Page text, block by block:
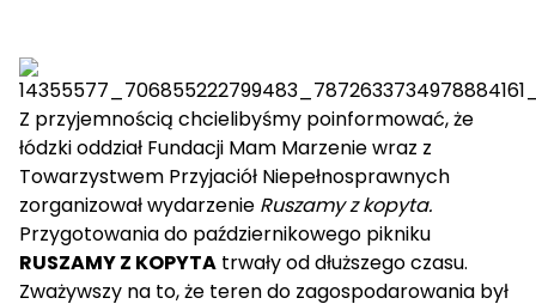
Z przyjemnością chcielibyśmy poinformować, że
łódzki oddział Fundacji Mam Marzenie wraz z
Towarzystwem Przyjaciół Niepełnosprawnych
zorganizował wydarzenie Ruszamy z kopyta.
Przygotowania do październikowego pikniku
RUSZAMY Z KOPYTA trwały od dłuższego czasu.
Zważywszy na to, że teren do zagospodarowania był